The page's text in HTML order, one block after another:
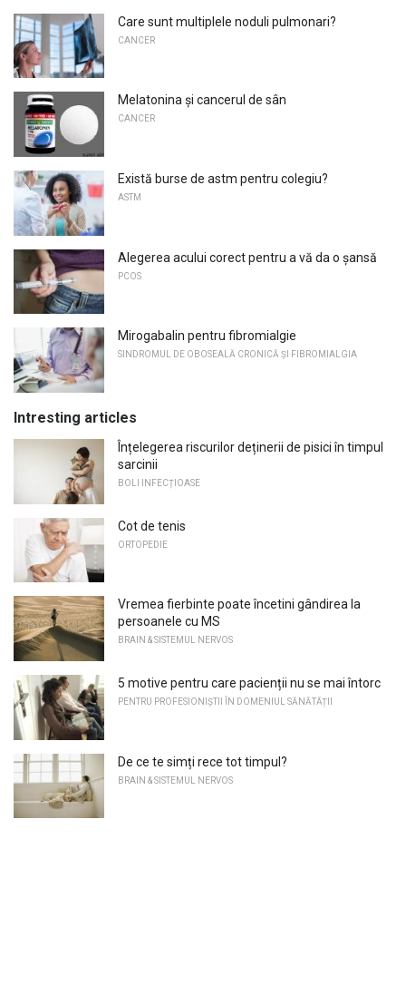
Care sunt multiplele noduli pulmonari?
CANCER
Melatonina și cancerul de sân
CANCER
Există burse de astm pentru colegiu?
ASTM
Alegerea acului corect pentru a vă da o șansă
PCOS
Mirogabalin pentru fibromialgie
SINDROMUL DE OBOSEALĂ CRONICĂ ȘI FIBROMIALGIA
Intresting articles
Înțelegerea riscurilor deținerii de pisici în timpul
sarcinii
BOLI INFECȚIOASE
Cot de tenis
ORTOPEDIE
Vremea fierbinte poate încetini gândirea la
persoanele cu MS
BRAIN & SISTEMUL NERVOS
5 motive pentru care pacienții nu se mai întorc
PENTRU PROFESIONIȘTII ÎN DOMENIUL SĂNĂTĂȚII
De ce te simți rece tot timpul?
BRAIN & SISTEMUL NERVOS